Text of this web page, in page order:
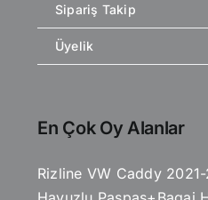
Sipariş Takip
Üyelik
En Çok Oy Alanlar
Rizline VW Caddy